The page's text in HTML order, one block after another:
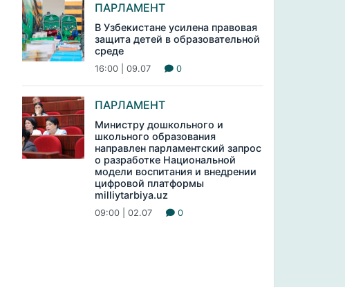
ПАРЛАМЕНТ
В Узбекистане усилена правовая
защита детей в образовательной
среде
16:00 | 09.07 0
ПАРЛАМЕНТ
Министру дошкольного и
школьного образования
направлен парламентский запрос
о разработке Национальной
модели воспитания и внедрении
цифровой платформы
milliytarbiya.uz
09:00 | 02.07 0